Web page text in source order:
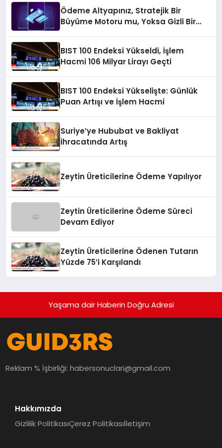
Ödeme Altyapınız, Stratejik Bir
Büyüme Motoru mu, Yoksa Gizli Bir
BIST 100 Endeksi Yükseldi, İşlem
Hacmi 106 Milyar Lirayı Geçti
BIST 100 Endeksi Yükselişte: Günlük
Puan Artışı ve İşlem Hacmi
Suriye’ye Hububat ve Bakliyat
İhracatında Artış
Zeytin Üreticilerine Ödeme Yapılıyor
Zeytin Üreticilerine Ödeme Süreci
Devam Ediyor
Zeytin Üreticilerine Ödenen Tutarın
Yüzde 75’i Karşılandı
Yaşama dair Haberin Doğru Adresi
Reklam % İşbirliği:habersonuclari@gmail.com
Hakkımızda
Gizlilik PolitikasıÇerez Politikasıİletişim